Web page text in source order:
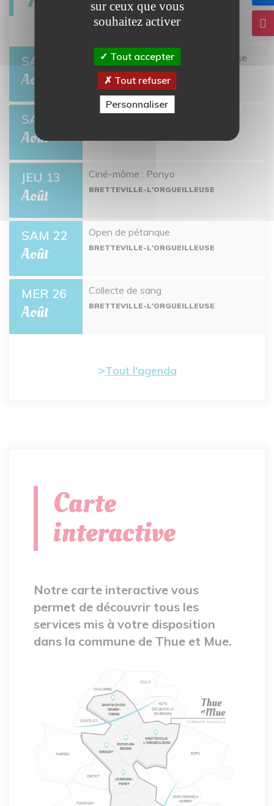
SAM 1
Août
Twisto tour Bretteville-l'Orgueilleuse
BRETTEVILLE-L'ORGUEILLEUSE
SAM 8
Août
Open de pétanque
JEU 13
Août
Ciné-môme : Ponyo
BRETTEVILLE-L'ORGUEILLEUSE
SAM 22
Août
Open de pétanque
BRETTEVILLE-L'ORGUEILLEUSE
MER 26
Août
Collecte de sang
BRETTEVILLE-L'ORGUEILLEUSE
Tout l'agenda
Carte
interactive
Notre carte interactive vous
permet de découvrir tous les
services mis à votre disposition
dans la commune de Thue et Mue.
sur ceux que vous
souhaitez activer
Tout accepter
Tout refuser
Personnaliser